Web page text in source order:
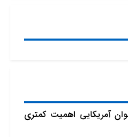
آمریکایی اهمیت کمتری